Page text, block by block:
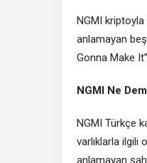
NGMI
anlamayan
Gonna Make
NGMI Ne
NGMI Türkçe
varlıklarla ilgili
anlamayan